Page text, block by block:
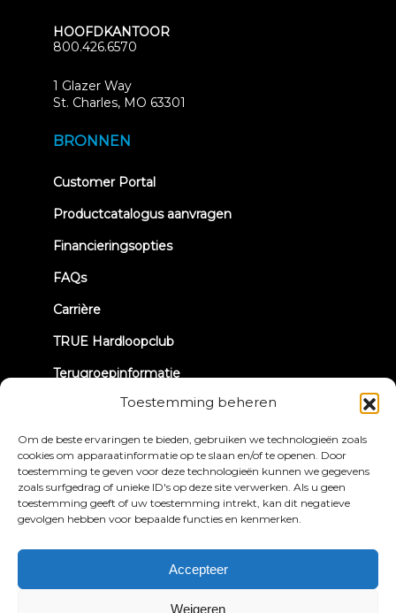
Toestemming beheren
Om de beste ervaringen te bieden, gebruiken we technologieën zoals
cookies om apparaatinformatie op te slaan en/of te openen. Door
toestemming te geven voor deze technologieën kunnen we gegevens
zoals surfgedrag of unieke ID's op deze site verwerken. Als u geen
toestemming geeft of uw toestemming intrekt, kan dit negatieve
gevolgen hebben voor bepaalde functies en kenmerken.
Accepteer
Weigeren
HOOFDKANTOOR
800.426.6570
1 Glazer Way
St. Charles, MO 63301
BRONNEN
Customer Portal(opens
new
Productcatalogus aanvragen
Financieringsopties
FAQs
Carrière
TRUE Hardloopclub
Terugroepinformatie
© 2026 True Fitness. All Rights Reserved
Privacybeleid
Algemene voorwaarden
Toegankelijkheidsverklaring